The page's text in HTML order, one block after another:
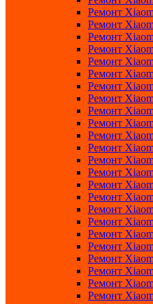
Ремонт
Ремонт
Ремонт
Ремонт
Ремонт
Ремонт
Ремонт
Ремонт
Ремонт
Ремонт
Ремонт
Ремонт
Ремонт
Ремонт
Ремонт
Ремонт
Ремонт
Ремонт
Ремонт
Ремонт
Ремонт
Ремонт
Ремонт
Ремонт